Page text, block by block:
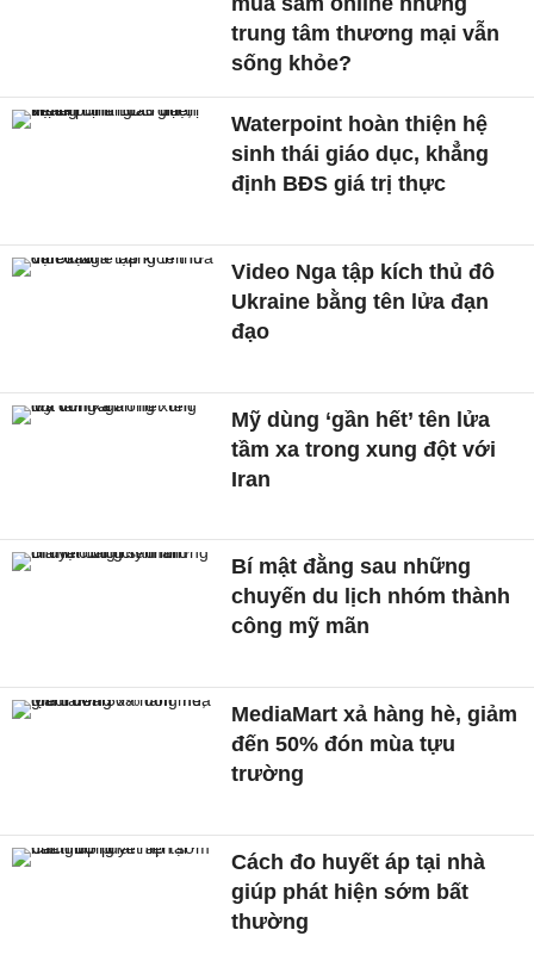
trung tâm thương mại vẫn
sống khỏe?
Waterpoint hoàn thiện hệ
sinh thái giáo dục, khẳng
định BĐS giá trị thực
Video Nga tập kích thủ đô
Ukraine bằng tên lửa đạn
đạo
Mỹ dùng ‘gần hết’ tên lửa
tầm xa trong xung đột với
Iran
Bí mật đằng sau những
chuyến du lịch nhóm thành
công mỹ mãn
MediaMart xả hàng hè, giảm
đến 50% đón mùa tựu
trường
Cách đo huyết áp tại nhà
giúp phát hiện sớm bất
thường